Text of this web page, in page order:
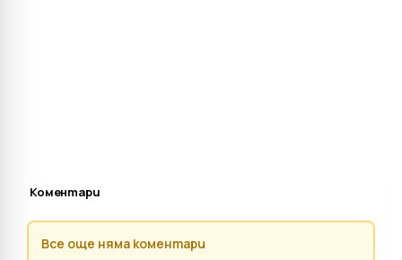
Коментари
Все още няма коментари